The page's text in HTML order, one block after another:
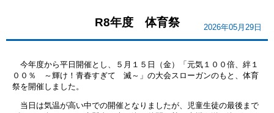
R8年度 体育祭 2026年05月29日
今年度から平日開催とし、５月１５日（金）「元気１００倍、絆１
００％ ～輝け！青春すぎて 滅～」の大会スローガンのもと、体育
祭を開催しました。
当日は気温が高い中での開催となりましたが、児童生徒の最後まで